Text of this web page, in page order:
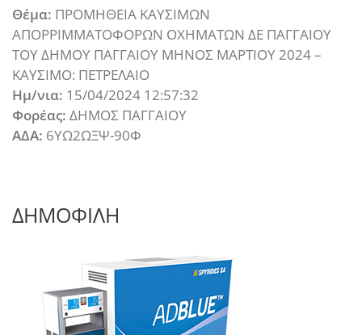
Θέμα: ΠΡΟΜΗΘΕΙΑ ΚΑΥΣΙΜΩΝ
ΑΠΟΡΡΙΜΜΑΤΟΦΟΡΩΝ ΟΧΗΜΑΤΩΝ ΔΕ ΠΑΓΓΑΙΟΥ
ΤΟΥ ΔΗΜΟΥ ΠΑΓΓΑΙΟΥ ΜΗΝΟΣ ΜΑΡΤΙΟΥ 2024 –
ΚΑΥΣΙΜΟ: ΠΕΤΡΕΛΑΙΟ
Ημ/νια: 15/04/2024 12:57:32
Φορέας: ΔΗΜΟΣ ΠΑΓΓΑΙΟΥ
ΑΔΑ: 6ΥΩ2ΩΞΨ-90Φ
ΔΗΜΟΦΙΛΗ